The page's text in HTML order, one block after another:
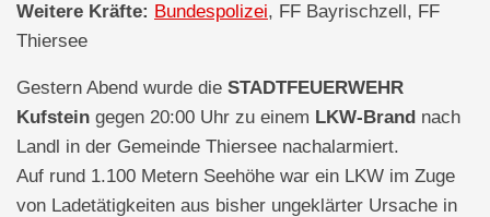
Weitere Kräfte: Bundespolizei, FF Bayrischzell, FF
Thiersee
Gestern Abend wurde die STADTFEUERWEHR
Kufstein gegen 20:00 Uhr zu einem LKW-Brand nach
Landl in der Gemeinde Thiersee nachalarmiert.
Auf rund 1.100 Metern Seehöhe war ein LKW im Zuge
von Ladetätigkeiten aus bisher ungeklärter Ursache in